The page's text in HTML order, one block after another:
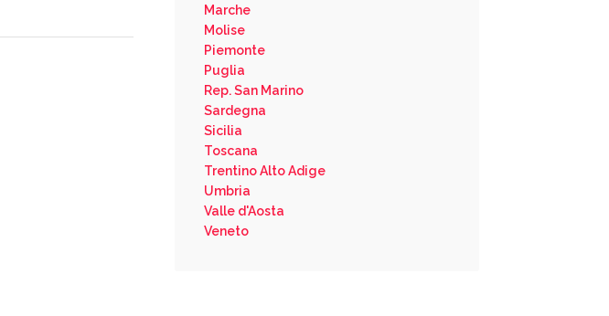
Marche
Molise
Piemonte
Puglia
Rep. San Marino
Sardegna
Sicilia
Toscana
Trentino Alto Adige
Umbria
Valle d'Aosta
Veneto